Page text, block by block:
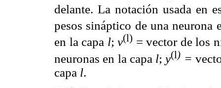
delante. La notación usada en
pesos sináptico de una neurona
en la capa l;v(l) = vector de los
neuronas en la capa l;y(l) =
capa l.